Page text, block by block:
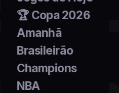
🏆 Copa 2026
Amanhã
Brasileirão
Champions
NBA